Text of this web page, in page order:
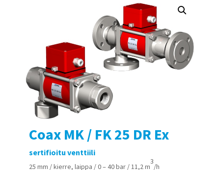
Coax MK / FK 25 DR Ex
sertifioitu venttiili
25 mm / kierre, laippa / 0 – 40 bar / 11,2 m
3
/h